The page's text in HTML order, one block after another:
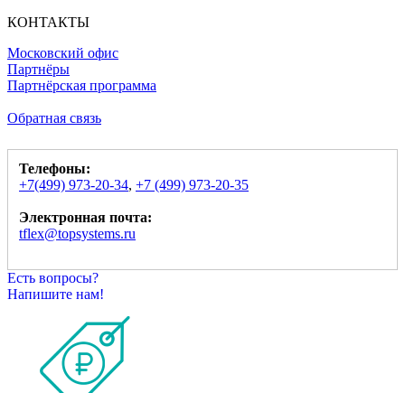
КОНТАКТЫ
Московский офис
Партнёры
Партнёрская программа
Обратная связь
Телефоны:
+7(499) 973-20-34, +7 (499) 973-20-35
Электронная почта:
tflex@topsystems.ru
Есть вопросы?
Напишите нам!